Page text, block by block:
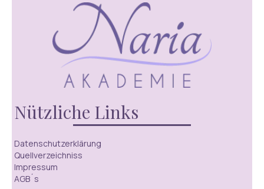
Nützliche Links
Datenschutzerklärung
Quellverzeichniss
Impressum
AGB´s